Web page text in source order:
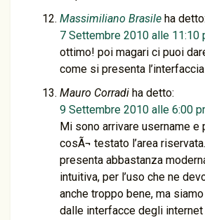
Massimiliano Brasile ha detto:
7 Settembre 2010 alle 11:10
ottimo! poi magari ci puoi
come si presenta l’interfaccia
Mauro Corradi ha detto:
9 Settembre 2010 alle 6:00
Mi sono arrivare username e
cosÃ¬ testato l’area
presenta abbastanza
intuitiva, per l’uso che ne
anche troppo bene, ma
dalle interfacce degli